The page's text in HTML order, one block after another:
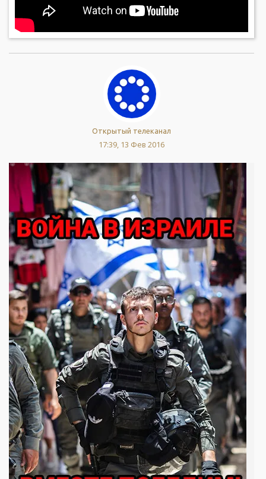
Открытый телеканал
17:39, 13 Фев 2016